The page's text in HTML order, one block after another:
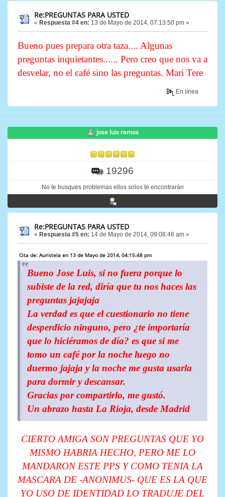
Re:PREGUNTAS PARA USTED
« Respuesta #4 en: 13 de Mayo de 2014, 07:13:50 pm »
Bueno pues prepara otra taza.... Algunas
preguntas inquietantes...... Pero creo que nos va a
desvelar, no el café sino las preguntas. Mari Tere
En línea
jose luis ramos
19296
No te busques problemas ellos solos te encontrarán
Re:PREGUNTAS PARA USTED
« Respuesta #5 en: 14 de Mayo de 2014, 09:08:46 am »
Cita de: Auristela en 13 de Mayo de 2014, 04:15:48 pm
Bueno Jose Luis, si no fuera porque lo
subiste de la red, diría que tu nos haces las
preguntas jajajaja
La verdad es que el cuestionario no tiene
desperdicio ninguno, pero ¿te importaría
que lo hiciéramos de día? es que si me
tomo un café por la noche luego no
duermo jajaja y la noche me gusta usarla
para dormir y descansar.
Gracias por compartirlo, me gustó.
Un abrazo hasta La Rioja, desde Madrid
CIERTO AMIGA SON PREGUNTAS QUE YO
MISMO HABRIA HECHO, PERO ME LO
MANDARON ESTE PPS Y COMO TENIA LA
MASCARA DE -ANONIMUS- QUE ES LA QUE
YO USO DE IDENTIDAD LO TRADUJE DEL